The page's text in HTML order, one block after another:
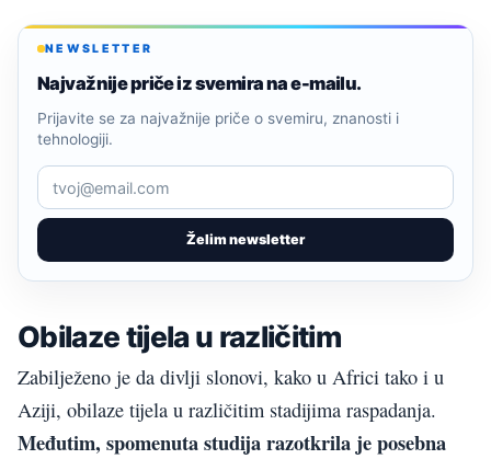
NEWSLETTER
Najvažnije priče iz svemira na e-mailu.
Želim newsletter
Prijavite se za najvažnije priče o svemiru, znanosti i
tehnologiji.
Obilaze tijela u različitim
Zabilježeno je da divlji slonovi, kako u Africi tako i u
Aziji, obilaze tijela u različitim stadijima raspadanja.
Međutim, spomenuta studija razotkrila je posebna